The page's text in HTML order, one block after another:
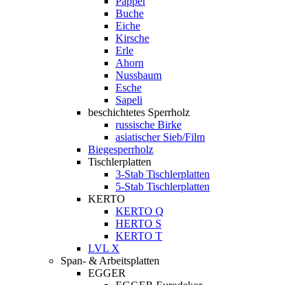
Buche
Eiche
Kirsche
Erle
Ahorn
Nussbaum
Esche
Sapeli
beschichtetes Sperrholz
russische Birke
asiatischer Sieb/Film
Biegesperrholz
Tischlerplatten
3-Stab Tischlerplatten
5-Stab Tischlerplatten
KERTO
KERTO Q
HERTO S
KERTO T
LVL X
Span- & Arbeitsplatten
EGGER